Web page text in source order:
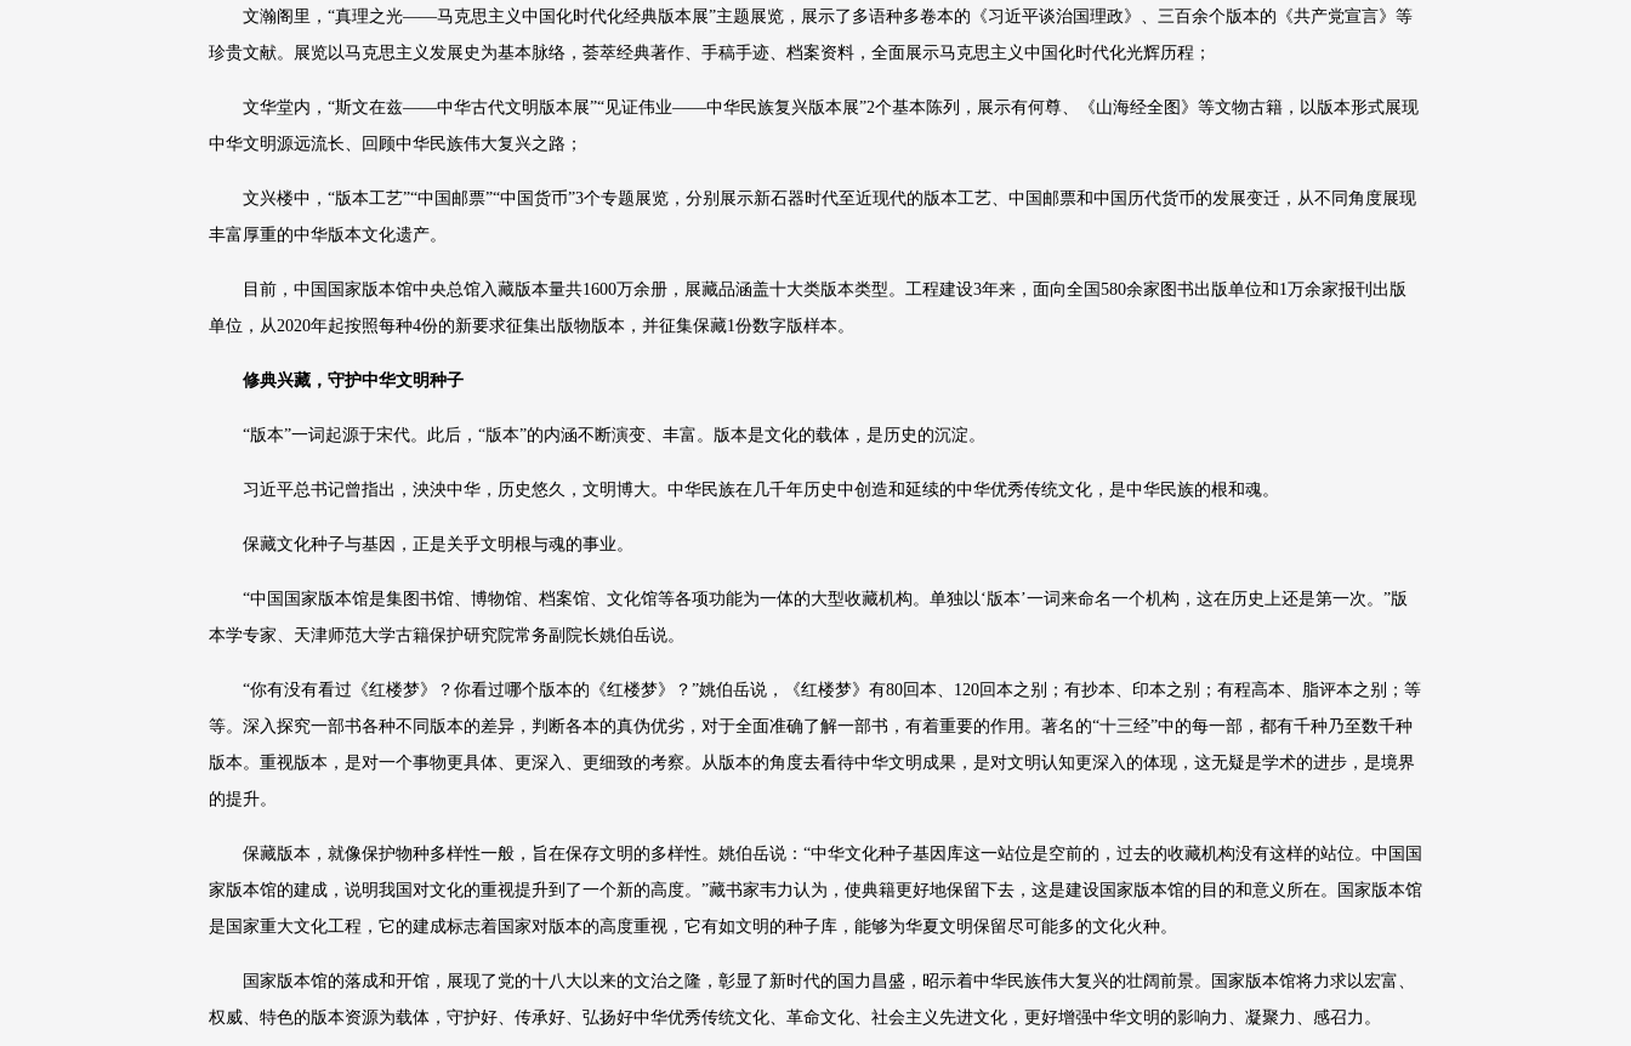
文瀚阁里，“真理之光——马克思主义中国化时代化经典版本展”主题展览，展示了多语种多卷本的《习近平谈治国理政》、三百余个版本的《共产党宣言》等
珍贵文献。展览以马克思主义发展史为基本脉络，荟萃经典著作、手稿手迹、档案资料，全面展示马克思主义中国化时代化光辉历程；
文华堂内，“斯文在兹——中华古代文明版本展”“见证伟业——中华民族复兴版本展”2个基本陈列，展示有何尊、《山海经全图》等文物古籍，以版本形式展现
中华文明源远流长、回顾中华民族伟大复兴之路；
文兴楼中，“版本工艺”“中国邮票”“中国货币”3个专题展览，分别展示新石器时代至近现代的版本工艺、中国邮票和中国历代货币的发展变迁，从不同角度展现
丰富厚重的中华版本文化遗产。
目前，中国国家版本馆中央总馆入藏版本量共1600万余册，展藏品涵盖十大类版本类型。工程建设3年来，面向全国580余家图书出版单位和1万余家报刊出版
单位，从2020年起按照每种4份的新要求征集出版物版本，并征集保藏1份数字版样本。
修典兴藏，守护中华文明种子
“版本”一词起源于宋代。此后，“版本”的内涵不断演变、丰富。版本是文化的载体，是历史的沉淀。
习近平总书记曾指出，泱泱中华，历史悠久，文明博大。中华民族在几千年历史中创造和延续的中华优秀传统文化，是中华民族的根和魂。
保藏文化种子与基因，正是关乎文明根与魂的事业。
“中国国家版本馆是集图书馆、博物馆、档案馆、文化馆等各项功能为一体的大型收藏机构。单独以‘版本’一词来命名一个机构，这在历史上还是第一次。”版
本学专家、天津师范大学古籍保护研究院常务副院长姚伯岳说。
“你有没有看过《红楼梦》？你看过哪个版本的《红楼梦》？”姚伯岳说，《红楼梦》有80回本、120回本之别；有抄本、印本之别；有程高本、脂评本之别；等
等。深入探究一部书各种不同版本的差异，判断各本的真伪优劣，对于全面准确了解一部书，有着重要的作用。著名的“十三经”中的每一部，都有千种乃至数千种
版本。重视版本，是对一个事物更具体、更深入、更细致的考察。从版本的角度去看待中华文明成果，是对文明认知更深入的体现，这无疑是学术的进步，是境界
的提升。
保藏版本，就像保护物种多样性一般，旨在保存文明的多样性。姚伯岳说：“中华文化种子基因库这一站位是空前的，过去的收藏机构没有这样的站位。中国国
家版本馆的建成，说明我国对文化的重视提升到了一个新的高度。”藏书家韦力认为，使典籍更好地保留下去，这是建设国家版本馆的目的和意义所在。国家版本馆
是国家重大文化工程，它的建成标志着国家对版本的高度重视，它有如文明的种子库，能够为华夏文明保留尽可能多的文化火种。
国家版本馆的落成和开馆，展现了党的十八大以来的文治之隆，彰显了新时代的国力昌盛，昭示着中华民族伟大复兴的壮阔前景。国家版本馆将力求以宏富、
权威、特色的版本资源为载体，守护好、传承好、弘扬好中华优秀传统文化、革命文化、社会主义先进文化，更好增强中华文明的影响力、凝聚力、感召力。